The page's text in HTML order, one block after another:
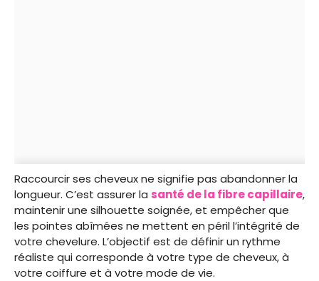
Raccourcir ses cheveux ne signifie pas abandonner la
longueur. C’est assurer la santé de la fibre capillaire,
maintenir une silhouette soignée, et empêcher que
les pointes abîmées ne mettent en péril l’intégrité de
votre chevelure. L’objectif est de définir un rythme
réaliste qui corresponde à votre type de cheveux, à
votre coiffure et à votre mode de vie.